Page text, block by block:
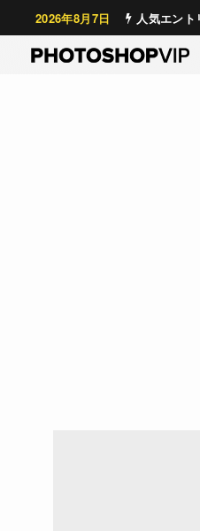
2026年8月7日 人気エント